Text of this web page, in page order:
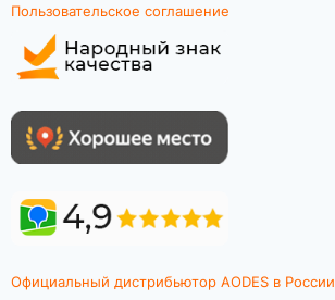
Пользовательское соглашение
Официальный дистрибьютор AODES в России